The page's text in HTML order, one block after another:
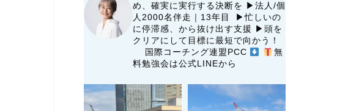
め、確実に実行する決断を ▶︎法人/個
人2000名伴走｜13年目 ▶︎忙しいの
に停滞感、から抜け出す支援 ▶︎頭を
クリアにして目標に最短で向かう！
国際コーチング連盟PCC
無
料勉強会は公式LINEから